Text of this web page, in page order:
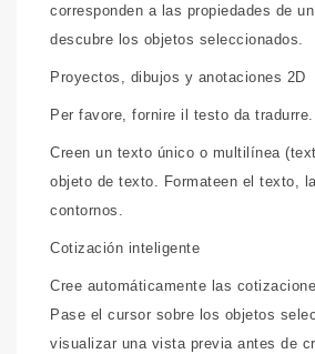
corresponden a las propiedades de
descubre los objetos seleccionados.
Proyectos, dibujos y anotaciones 2D
Per favore, fornire il testo da tradurre.
Creen un texto único o multilínea
objeto de texto. Formateen el texto,
contornos.
Cotización inteligente
Cree automáticamente las
Pase el cursor sobre los objetos
visualizar una vista previa antes de